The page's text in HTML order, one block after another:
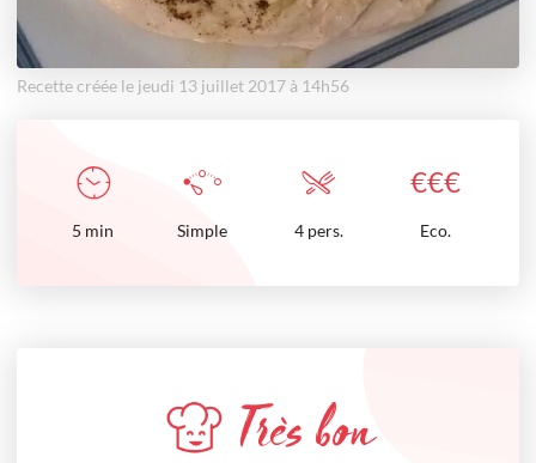
Recette créée le jeudi 13 juillet 2017 à 14h56
€€€
5 min Simple 4 pers. Eco.
Très bon